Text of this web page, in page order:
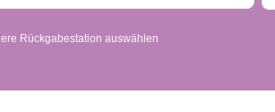
Rückgabestation auswählen